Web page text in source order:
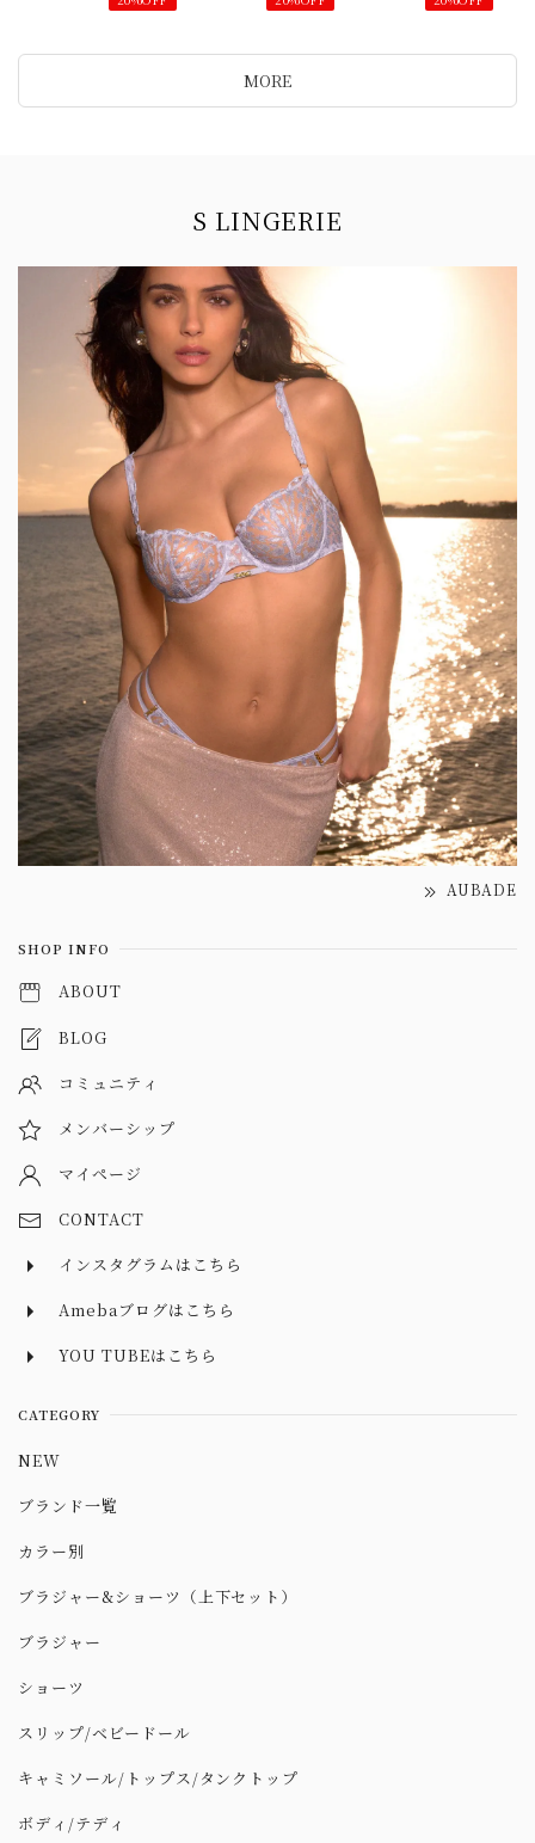
MORE
S LINGERIE
AUBADE
SHOP INFO
ABOUT
BLOG
コミュニティ
メンバーシップ
マイページ
CONTACT
インスタグラムはこちら
Amebaブログはこちら
YOU TUBEはこちら
CATEGORY
NEW
ブランド一覧
カラー別
ブラジャー&ショーツ（上下セット）
ブラジャー
ショーツ
スリップ/ベビードール
キャミソール/トップス/タンクトップ
ボディ/テディ